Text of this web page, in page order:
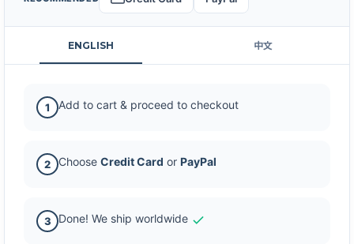
ENGLISH 中文
1 Add to cart & proceed to checkout
2 Choose Credit Card or PayPal
3 Done! We ship worldwide